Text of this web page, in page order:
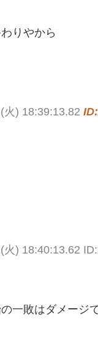
りやから
火) 18:39:13.82
火) 18:40:13.62
一敗はダメージ